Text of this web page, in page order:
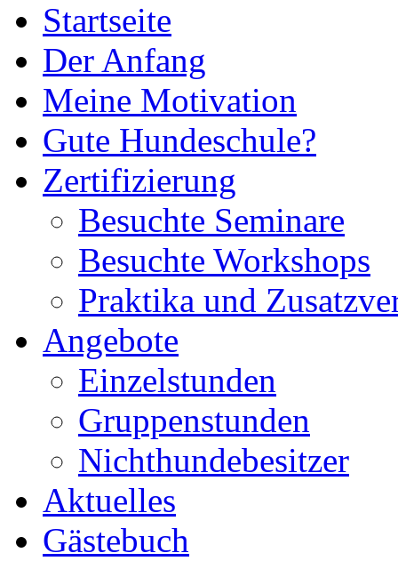
Startseite
Der Anfang
Meine Motivation
Gute Hundeschule?
Zertifizierung
Besuchte Seminare
Besuchte Workshops
Praktika und
Angebote
Einzelstunden
Gruppenstunden
Nichthundebesitzer
Aktuelles
Gästebuch